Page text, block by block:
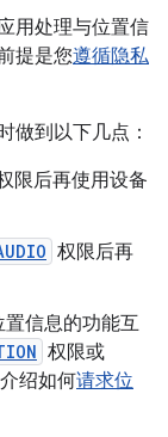
用处理与位置信
提是您遵循隐私
做到以下几点：
限后再使用设备
权限后再
信息的功能互
权限或
绍如何请求位